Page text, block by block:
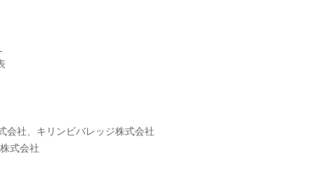
会社、キリンビバレッジ株式会社
式会社